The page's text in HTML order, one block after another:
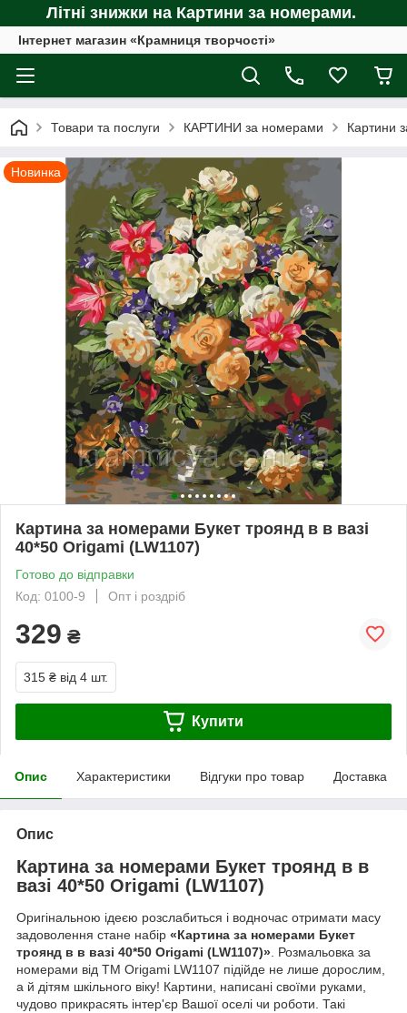
Літні знижки на Картини за номерами.
Інтернет магазин «Крамниця творчості»
Товари та послуги КАРТИНИ за номерами Картини
Новинка
Картина за номерами Букет троянд в в вазі
40*50 Origami (LW1107)
Готово до відправки
Код: 0100-9
Опт і роздріб
329 ₴
315 ₴ від 4 шт.
Купити
Опис Характеристики Відгуки про товар Доставка
Опис
Картина за номерами Букет троянд в в
вазі 40*50 Origami (LW1107)
Оригінальною ідеєю розслабиться і водночас отримати масу
задоволення стане набір «Картина за номерами Букет
троянд в в вазі 40*50 Origami (LW1107)». Розмальовка за
номерами від ТМ Origami LW1107 підійде не лише дорослим,
а й дітям шкільного віку! Картини, написані своїми руками,
чудово прикрасять інтер'єр Вашої оселі чи роботи. Такі